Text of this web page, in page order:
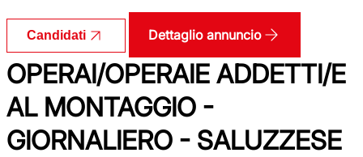
Candidati Dettaglio annuncio
OPERAI/OPERAIE ADDETTI/E
AL MONTAGGIO -
GIORNALIERO - SALUZZESE